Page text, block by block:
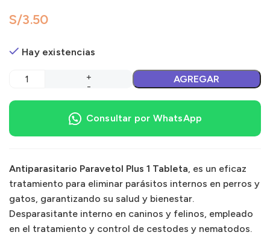
S/
Hay existencias
AGREGAR
Consultar por WhatsApp
Antiparasitario Paravetol Plus 1 Tableta, es un eficaz
tratamiento para eliminar parásitos internos en perros y
gatos, garantizando su salud y bienestar.
Desparasitante interno en caninos y felinos, empleado
en el tratamiento y control de cestodes y nematodos.